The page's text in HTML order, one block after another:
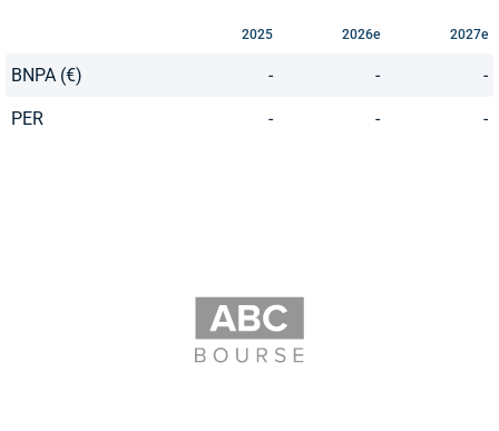
2025 2026e 2027e
BNPA (€) - - -
PER - - -